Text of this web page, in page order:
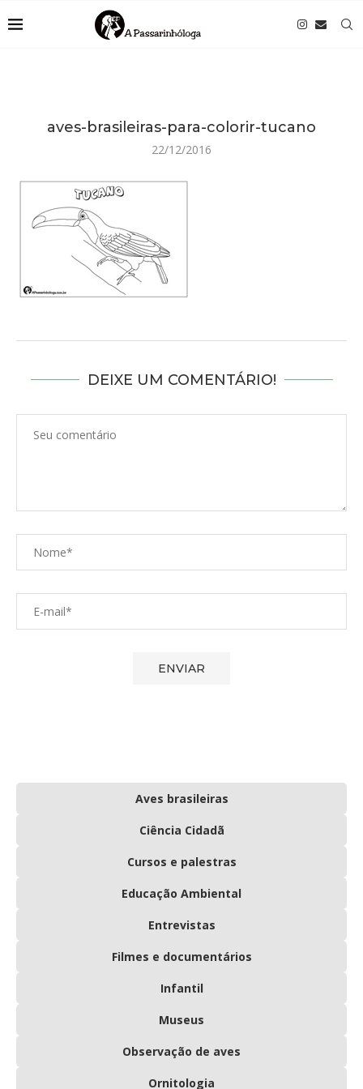
aves-brasileiras-para-colorir-tucano
22/12/2016
DEIXE UM COMENTÁRIO!
Aves brasileiras
Ciência Cidadã
Cursos e palestras
Educação Ambiental
Entrevistas
Filmes e documentários
Infantil
Museus
Observação de aves
Ornitologia